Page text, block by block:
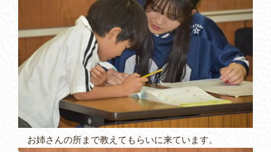
お姉さんの所まで教えてもらいに来ています。